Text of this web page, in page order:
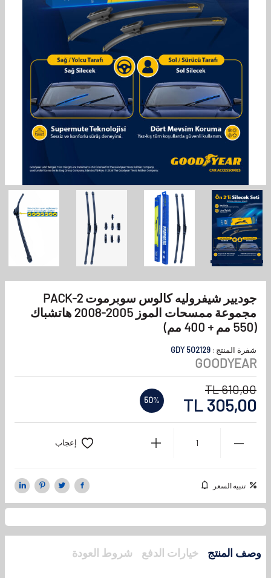
جوديير شيفروليه كالوس سوبرموت 2-PACK
مجموعة ممسحات الموز 2005-2008 هاتشباك
(550 مم + 400 مم)
شفرة المنتج : GDY 502129
GOODYEAR
610,00
TL
305,00
%
50
إعجاب
تنبيه السعر
وصف المنتج خيارات الدفع شروط العودة